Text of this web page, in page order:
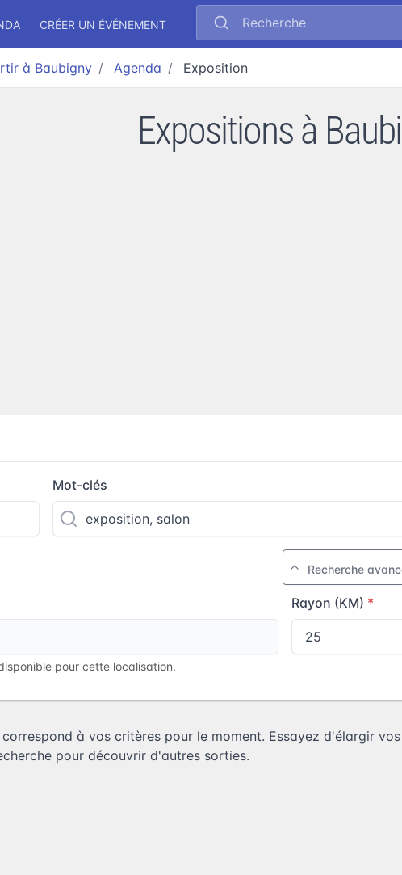
CRÉER UN ÉVÉNEMENT Recherche
à Baubigny Agenda Exposition
Expositions à
Mot-clés
Recherche
pour cette localisation.
Rayon (KM)
à vos critères pour le moment. Essayez d'élargir vos
pour découvrir d'autres sorties.